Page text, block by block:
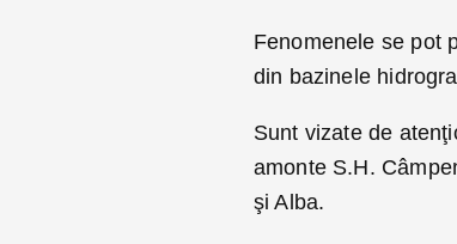
Fenomenele se pot
din bazinele
Sunt vizate de
amonte S.H.
şi Alba.